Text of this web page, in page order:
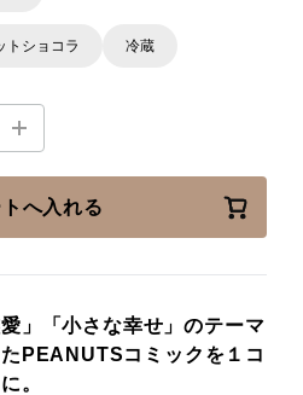
トショコラ 冷蔵
へ入れる
」「小さな幸せ」のテーマ
PEANUTSコミックを１コ
。